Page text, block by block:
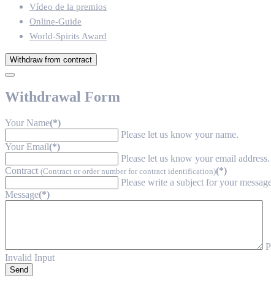
Vídeo de la premios
Online-Guide
World-Spirits Award
Withdraw from contract
Withdrawal Form
Your Name(*)
Please let us know your name.
Your Email(*)
Please let us know your email address.
Contract (Contract or order number for contract identification)(*)
Please write a subject for your
Message(*)
Invalid Input
Send